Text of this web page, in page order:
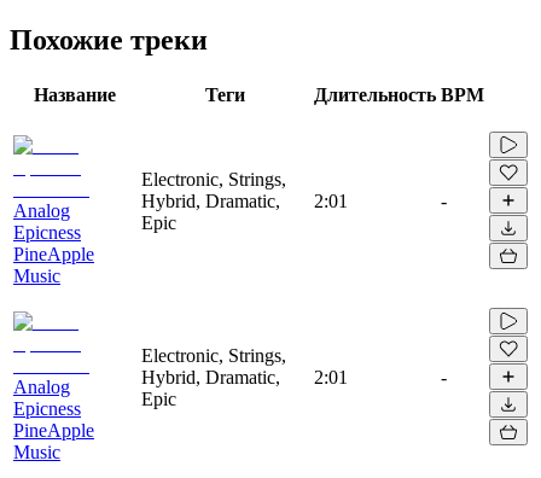
Похожие треки
Название Теги Длительность BPM
Analog
Epicness
PineApple
Music
Electronic, Strings,
Hybrid, Dramatic,
Epic
2:01 -
Analog
Epicness
PineApple
Music
Electronic, Strings,
Hybrid, Dramatic,
Epic
2:01 -